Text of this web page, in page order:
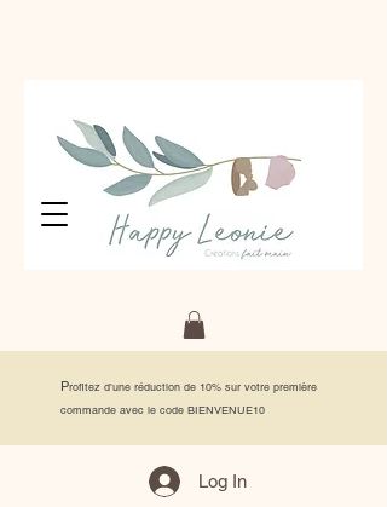
Profitez d'une réduction de 10% sur votre première
commande avec le code BIENVENUE10
Log In